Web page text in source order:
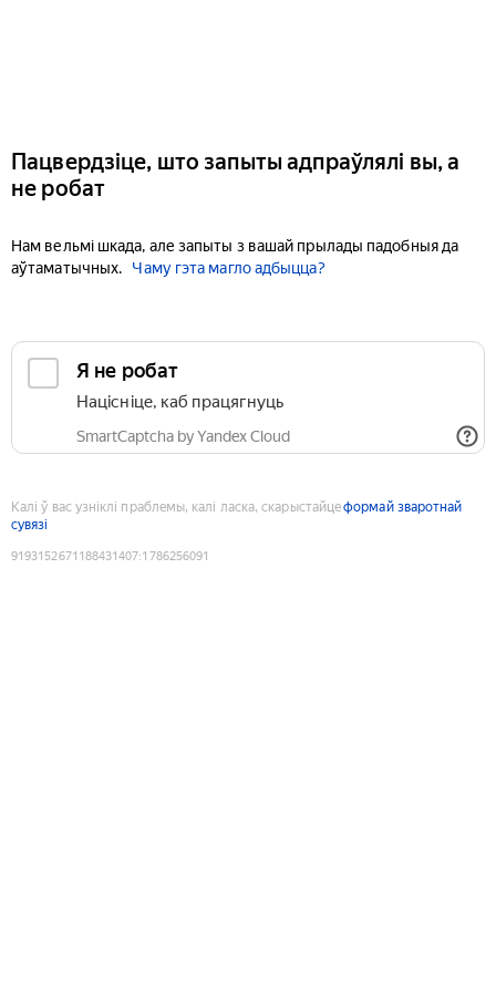
Пацвердзіце, што запыты адпраўлялі вы, а
не робат
Нам вельмі шкада, але запыты з вашай прылады падобныя да
аўтаматычных.
Чаму гэта магло адбыцца?
Я не робат
Націсніце, каб працягнуць
SmartCaptcha by Yandex Cloud
Калі ў вас узніклі праблемы, калі ласка, скарыстайцеформай зваротнай
сувязі
9193152671188431407:1786256091